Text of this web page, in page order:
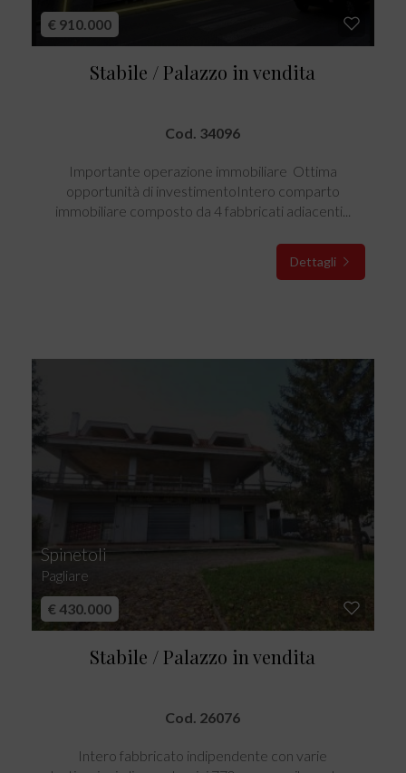
€ 910.000
Stabile / Palazzo in vendita
Cod. 34096
Importante operazione immobiliare  Ottima
opportunità di investimentoIntero comparto
immobiliare composto da 4 fabbricati adiacenti...
Dettagli
Spinetoli
Pagliare
€ 430.000
Stabile / Palazzo in vendita
Cod. 26076
Intero fabbricato indipendente con varie